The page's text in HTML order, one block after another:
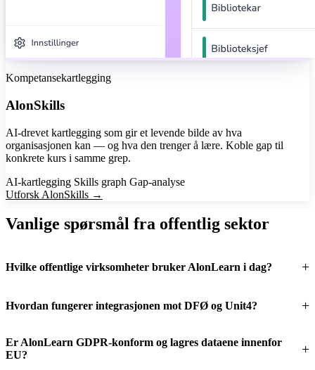
Kompetansekartlegging
AlonSkills
AI-drevet kartlegging som gir et levende bilde av hva
organisasjonen kan — og hva den trenger å lære. Koble gap til
konkrete kurs i samme grep.
AI-kartlegging Skills graph Gap-analyse
Utforsk AlonSkills →
Vanlige spørsmål fra offentlig sektor
Hvilke offentlige virksomheter bruker AlonLearn i dag?
Hvordan fungerer integrasjonen mot DFØ og Unit4?
Er AlonLearn GDPR-konform og lagres dataene innenfor
EU?